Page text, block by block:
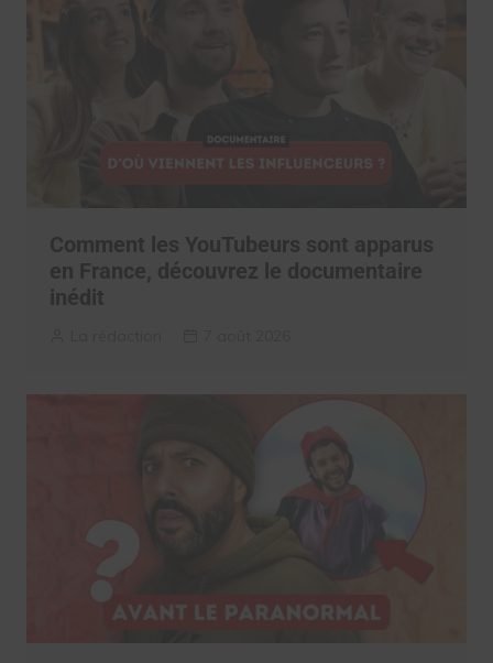
Comment les YouTubeurs sont apparus
en France, découvrez le documentaire
inédit